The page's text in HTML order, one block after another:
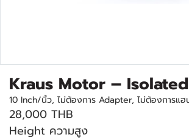
Kraus Motor –
10 Inch/นิ้ว, ไม่ต้องการ Adapter, ไม่ต้องการแ
28,000 THB
Height ความสูง